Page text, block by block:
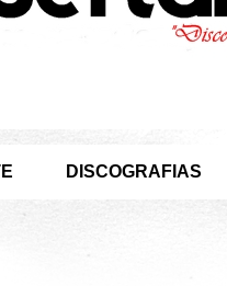
DISCOGRAFIAS